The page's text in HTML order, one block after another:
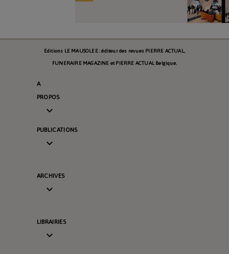
Editions LE MAUSOLEE : éditeur des revues PIERRE ACTUAL,
FUNERAIRE MAGAZINE et PIERRE ACTUAL Belgique.
A
PROPOS

PUBLICATIONS

ARCHIVES

LIBRAIRIES
